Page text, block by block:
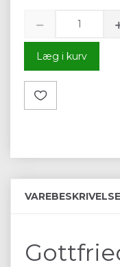
Læg i kurv
VAREBESKRIVELSE